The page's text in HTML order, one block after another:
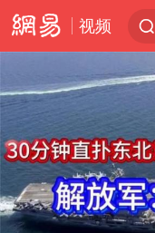
视频